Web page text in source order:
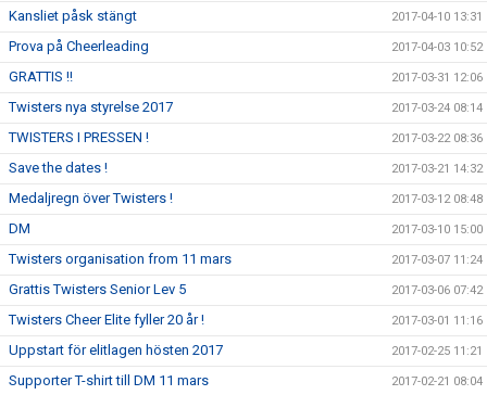
Kansliet påsk stängt 2017-04-10 13:31
Prova på Cheerleading 2017-04-03 10:52
GRATTIS !! 2017-03-31 12:06
Twisters nya styrelse 2017 2017-03-24 08:14
TWISTERS I PRESSEN ! 2017-03-22 08:36
Save the dates ! 2017-03-21 14:32
Medaljregn över Twisters ! 2017-03-12 08:48
DM 2017-03-10 15:00
Twisters organisation from 11 mars 2017-03-07 11:24
Grattis Twisters Senior Lev 5 2017-03-06 07:42
Twisters Cheer Elite fyller 20 år ! 2017-03-01 11:16
Uppstart för elitlagen hösten 2017 2017-02-25 11:21
Supporter T-shirt till DM 11 mars 2017-02-21 08:04